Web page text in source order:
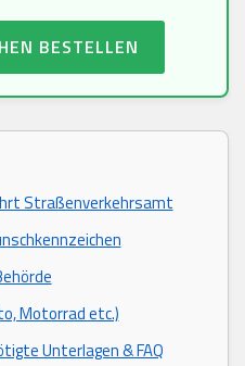
BESTELLEN
Straßenverkehrsamt
Motorrad etc.)
Unterlagen & FAQ